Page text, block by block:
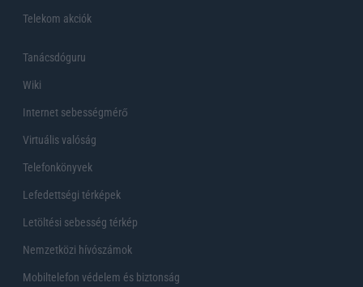
Telekom akciók
Tanácsdóguru
Wiki
Internet sebességmérő
Virtuális valóság
Telefonkönyvek
Lefedettségi térképek
Letöltési sebesség térkép
Nemzetközi hívószámok
Mobiltelefon védelem és biztonság